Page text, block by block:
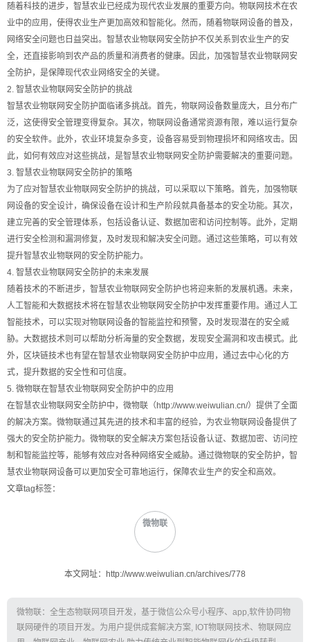
随着科技的进步，智慧农业已经成为现代农业发展的重要方向。物联网技术在农
业中的应用，使得农业生产更加高效和智能化。然而，随着物联网设备的普及，
网络安全问题也日益突出。智慧农业物联网安全防护不仅关系到农业生产的安
全，还直接影响到农产品的质量和消费者的健康。因此，加强智慧农业物联网安
全防护，是保障现代农业网络安全的关键。
2. 智慧农业物联网安全防护的挑战
智慧农业物联网安全防护面临诸多挑战。首先，物联网设备数量庞大，且分布广
泛，这使得安全管理变得复杂。其次，物联网设备通常资源有限，难以运行复杂
的安全软件。此外，农业环境复杂多变，设备容易受到物理损坏和网络攻击。因
此，如何有效应对这些挑战，是智慧农业物联网安全防护需要解决的重要问题。
3. 智慧农业物联网安全防护的策略
为了应对智慧农业物联网安全防护的挑战，可以采取以下策略。首先，加强物联
网设备的安全设计，确保设备在设计和生产阶段就具备基本的安全功能。其次，
建立完善的安全管理体系，包括设备认证、数据加密和访问控制等。此外，定期
进行安全检测和漏洞修复，及时发现和解决安全问题。通过这些策略，可以有效
提升智慧农业物联网的安全防护能力。
4. 智慧农业物联网安全防护的未来发展
随着技术的不断进步，智慧农业物联网安全防护也将迎来新的发展机遇。未来，
人工智能和大数据技术将在智慧农业物联网安全防护中发挥重要作用。通过人工
智能技术，可以实现对物联网设备的智能监控和预警，及时发现潜在的安全威
胁。大数据技术则可以帮助分析海量的安全数据，发现安全漏洞和攻击模式。此
外，区块链技术也有望在智慧农业物联网安全防护中应用，通过去中心化的方
式，提升数据的安全性和可信度。
5. 微物联在智慧农业物联网安全防护中的应用
在智慧农业物联网安全防护中，微物联（http://www.weiwulian.cn/）提供了全面
的解决方案。微物联通过其先进的技术和丰富的经验，为农业物联网设备提供了
强大的安全防护能力。微物联的安全解决方案包括设备认证、数据加密、访问控
制和智能监控等，能够有效应对各种网络安全威胁。通过微物联的安全防护，智
慧农业物联网设备可以更加安全可靠地运行，保障农业生产的安全和高效。
文章tag标签：
微物联
本文网址：http://www.weiwulian.cn/archives/778
微物联：全生态物联网项目开发，基于微信公众号小程序、app,软件协同物
联网硬件的项目开发。为用户提供成套解决方案, IOT物联网技术、物联网应